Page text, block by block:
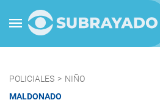
POLICIALES > NIÑO
MALDONADO